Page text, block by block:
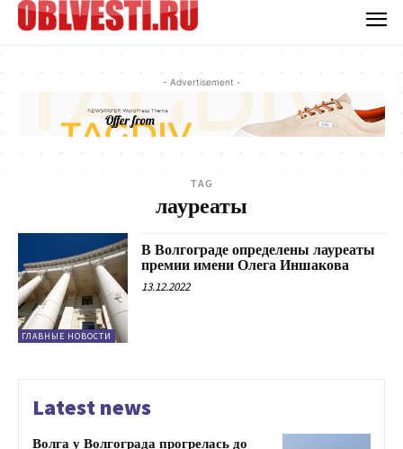
- Advertisement -
TAG
лауреаты
ГЛАВНЫЕ НОВОСТИ
В Волгограде определены лауреаты
премии имени Олега Иншакова
13.12.2022
Latest news
Волга у Волгограда прогрелась до